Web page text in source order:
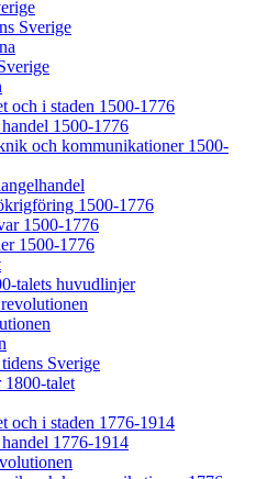
Sverige
och i staden 1500-1776
1500-1776
och kommunikationer 1500-
1500-1776
1500-1776
1500-1776
talets huvudlinjer
Sverige
1800-talet
och i staden 1776-1914
1776-1914